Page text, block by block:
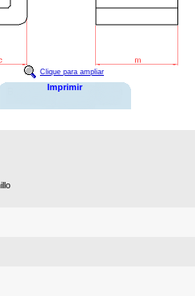
Clique para ampliar
Imprimir